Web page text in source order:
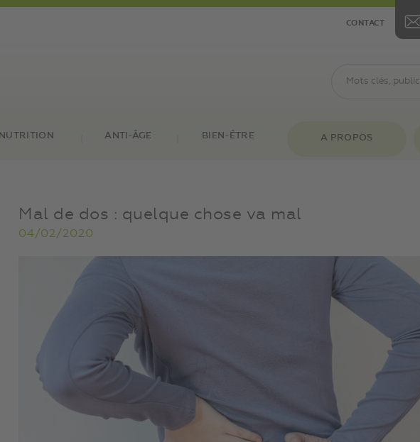
CONTACT
NUTRITION ANTI-ÂGE BIEN-ÊTRE A PROPOS
Mal de dos : quelque chose va mal
04/02/2020